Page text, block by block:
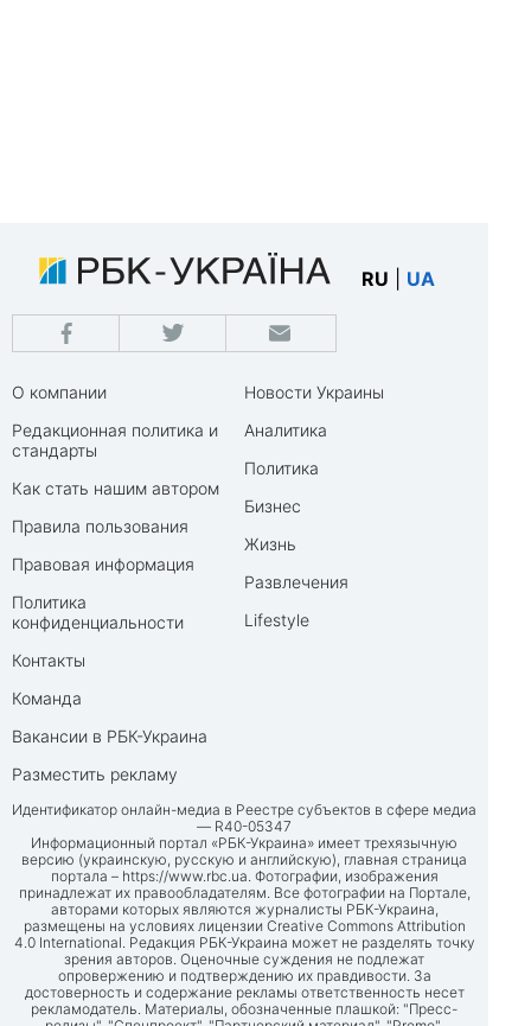
RU UA
О компании
Редакционная политика и
стандарты
Как стать нашим автором
Правила пользования
Правовая информация
Политика
конфиденциальности
Контакты
Команда
Вакансии в РБК-Украина
Разместить рекламу
Новости Украины
Аналитика
Политика
Бизнес
Жизнь
Развлечения
Lifestyle
Идентификатор онлайн-медиа в Реестре субъектов в сфере медиа
— R40-05347
Информационный портал «РБК-Украина» имеет трехязычную
версию (украинскую, русскую и английскую), главная страница
портала – https://www.rbc.ua. Фотографии, изображения
принадлежат их правообладателям. Все фотографии на Портале,
авторами которых являются журналисты РБК-Украина,
размещены на условиях лицензии Creative Commons Attribution
4.0 International. Редакция РБК-Украина может не разделять точку
зрения авторов. Оценочные суждения не подлежат
опровержению и подтверждению их правдивости. За
достоверность и содержание рекламы ответственность несет
рекламодатель. Материалы, обозначенные плашкой: "Пресс-